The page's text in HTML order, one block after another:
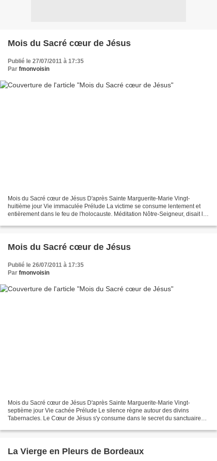
Mois du Sacré cœur de Jésus
Publié le 27/07/2011 à 17:35
Par fmonvoisin
Mois du Sacré cœur de Jésus D'après Sainte Marguerite-Marie Vingt-
huitième jour Vie immaculée Prélude La victime se consume lentement et
entièrement dans le feu de l'holocauste. Méditation Nôtre-Seigneur, disait la
Mois du Sacré cœur de Jésus
Publié le 26/07/2011 à 17:35
Par fmonvoisin
Mois du Sacré cœur de Jésus D'après Sainte Marguerite-Marie Vingt-
septième jour Vie cachée Prélude Le silence règne autour des divins
Tabernacles. Le Cœur de Jésus s'y consume dans le secret du sanctuaire
La Vierge en Pleurs de Bordeaux